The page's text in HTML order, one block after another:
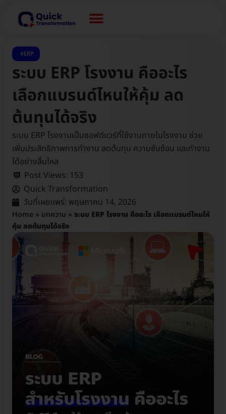
ERP
ระบบ ERP โรงงาน คืออะไร
เลือกแบรนด์ไหนให้คุ้ม ลด
ต้นทุนได้จริง
ระบบ ERP โรงงานเป็นซอฟต์แวร์ที่ใช้งานภายในโรงงาน ช่วย
เพิ่มประสิทธิภาพการทำงาน ลดต้นทุน ความซับซ้อน และทำงาน
ได้อย่างลื่นไหล
Post Views: 153
Quick Transformation
วันที่เผยแพร่: พฤษภาคม 14, 2026
Home » บทความ » ระบบ ERP โรงงาน คืออะไร เลือกแบรนด์ไหนให้
คุ้ม ลดต้นทุนได้จริง